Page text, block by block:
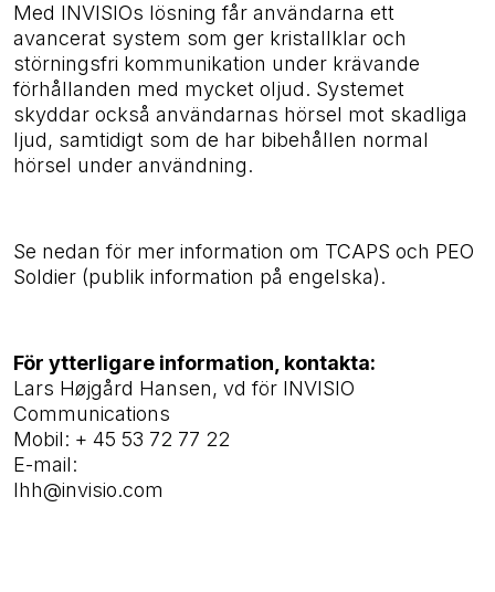
Med INVISIOs lösning får användarna ett
avancerat system som ger kristallklar och
störningsfri kommunikation under krävande
förhållanden med mycket oljud. Systemet
skyddar också användarnas hörsel mot skadliga
ljud, samtidigt som de har bibehållen normal
hörsel under användning.
Se nedan för mer information om TCAPS och PEO
Soldier (publik information på engelska).
För ytterligare information, kontakta:
Lars Højgård Hansen, vd för INVISIO
Communications
Mobil: + 45 53 72 77 22
E-mail:
lhh@invisio.com